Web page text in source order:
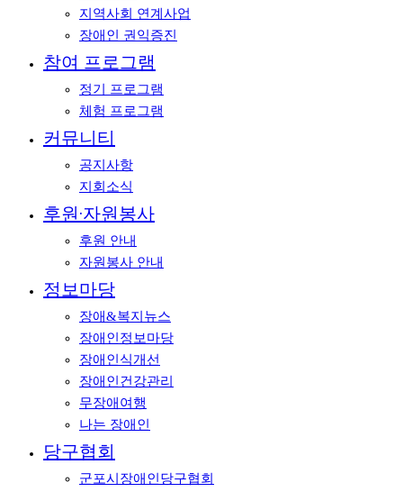
지역사회 연계사업
장애인 권익증진
참여 프로그램
정기 프로그램
체험 프로그램
커뮤니티
공지사항
지회소식
후원·자원봉사
후원 안내
자원봉사 안내
정보마당
장애&복지뉴스
장애인정보마당
장애인식개선
장애인건강관리
무장애여행
나는 장애인
당구협회
군포시장애인당구협회